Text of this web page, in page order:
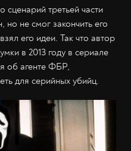
третьей части
не смог закончить его
его идеи. Так что автор
в 2013 году в сериале
об агенте ФБР,
для серийных убийц.